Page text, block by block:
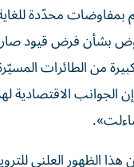
بمفاوضات محدّدة
بشأن فرض قيود
كبيرة من الطائرات
الجوانب الاقتصادية
هذا الظهور العلني